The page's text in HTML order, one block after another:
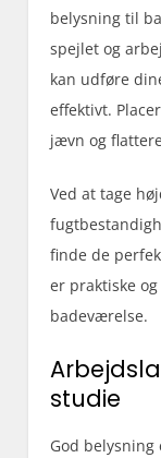
belysning til
spejlet og
kan udføre
effektivt.
jævn og
Ved at tage
finde de
er praktiske
badeværelse.
studie
God